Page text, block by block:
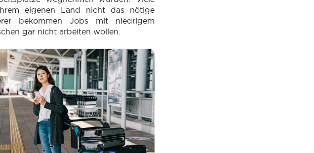
eigenen Land nicht das nötige
bekommen Jobs mit niedrigem
gar nicht arbeiten wollen.